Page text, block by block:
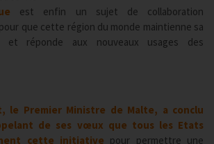
est enfin un sujet de collaboration
que cette région du monde maintienne sa
et réponde aux nouveaux usages des
le Premier Ministre de Malte, a conclu
de ses vœux que tous les Etats
cette initiative pour permettre une